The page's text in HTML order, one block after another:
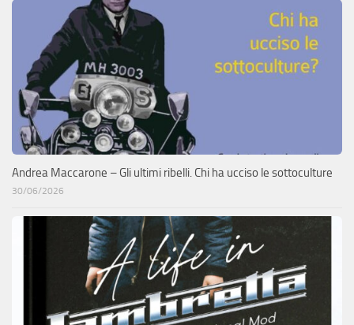
Andrea Maccarone – Gli ultimi ribelli. Chi ha ucciso le sottoculture
30/06/2026